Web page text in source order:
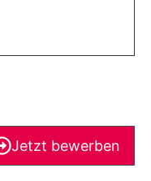
Jetzt bewerben